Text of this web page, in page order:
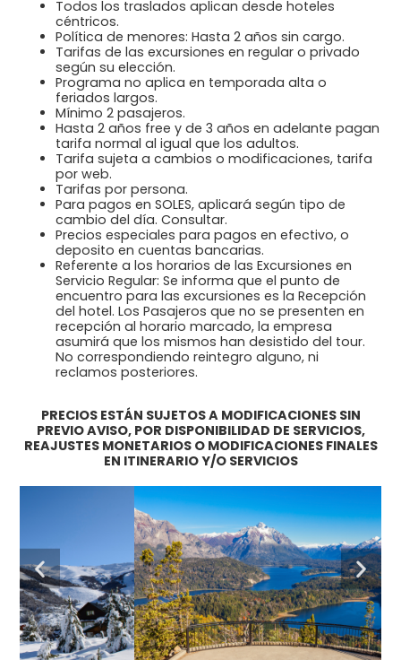
Todos los traslados aplican desde hoteles
céntricos.
Política de menores: Hasta 2 años sin cargo.
Tarifas de las excursiones en regular o privado
según su elección.
Programa no aplica en temporada alta o
feriados largos.
Mínimo 2 pasajeros.
Hasta 2 años free y de 3 años en adelante pagan
tarifa normal al igual que los adultos.
Tarifa sujeta a cambios o modificaciones, tarifa
por web.
Tarifas por persona.
Para pagos en SOLES, aplicará según tipo de
cambio del día. Consultar.
Precios especiales para pagos en efectivo, o
deposito en cuentas bancarias.
Referente a los horarios de las Excursiones en
Servicio Regular: Se informa que el punto de
encuentro para las excursiones es la Recepción
del hotel. Los Pasajeros que no se presenten en
recepción al horario marcado, la empresa
asumirá que los mismos han desistido del tour.
No correspondiendo reintegro alguno, ni
reclamos posteriores.
PRECIOS ESTÁN SUJETOS A MODIFICACIONES SIN
PREVIO AVISO, POR DISPONIBILIDAD DE SERVICIOS,
REAJUSTES MONETARIOS O MODIFICACIONES FINALES
EN ITINERARIO Y/O SERVICIOS